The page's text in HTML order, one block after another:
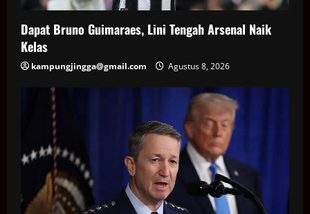
Dapat Bruno Guimaraes, Lini Tengah Arsenal Naik
Kelas
kampungjingga@gmail.com Agustus 8, 2026